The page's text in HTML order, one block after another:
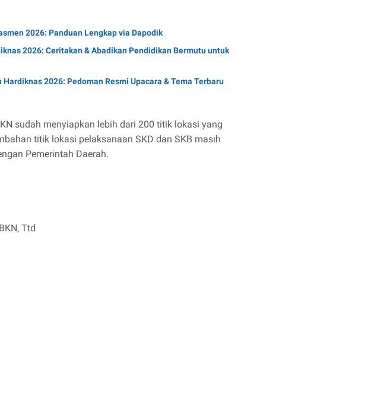
2026: Panduan Lengkap via Dapodik
2026: Ceritakan & Abadikan Pendidikan Bermutu untuk
2026: Pedoman Resmi Upacara & Tema Terbaru
sudah menyiapkan lebih dari 200 titik lokasi yang
titik lokasi pelaksanaan SKD dan SKB masih
Pemerintah Daerah.
Ttd